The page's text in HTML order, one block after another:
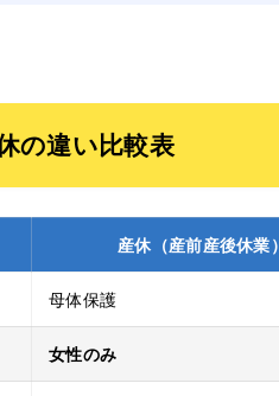
の違い比較表
産休（産前産後休業）
母体保護
女性のみ